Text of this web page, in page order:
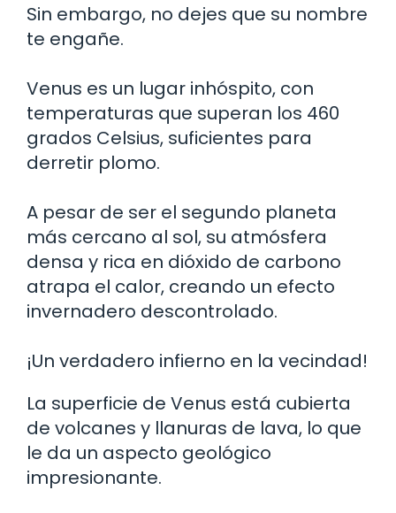
Sin embargo, no dejes que su nombre
te engañe.
Venus es un lugar inhóspito, con
temperaturas que superan los 460
grados Celsius, suficientes para
derretir plomo.
A pesar de ser el segundo planeta
más cercano al sol, su atmósfera
densa y rica en dióxido de carbono
atrapa el calor, creando un efecto
invernadero descontrolado.
¡Un verdadero infierno en la vecindad!
La superficie de Venus está cubierta
de volcanes y llanuras de lava, lo que
le da un aspecto geológico
impresionante.